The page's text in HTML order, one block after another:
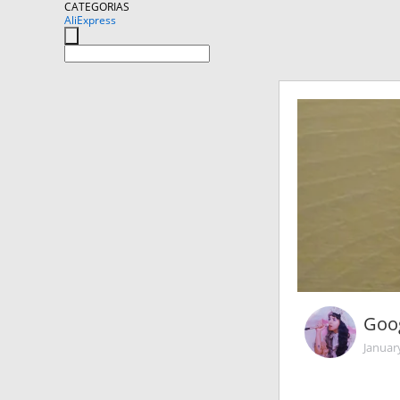
CATEGORIAS
AliExpress